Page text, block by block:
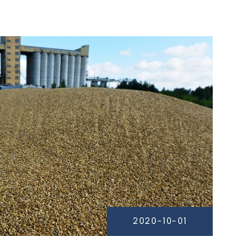
2020-10-01